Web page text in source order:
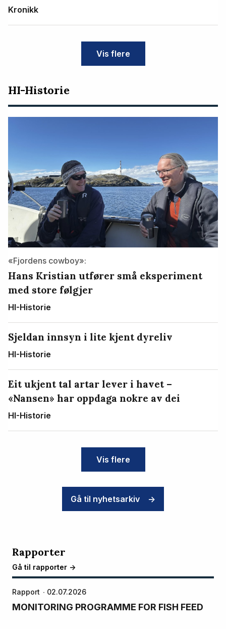
Kronikk
Vis flere
HI-Historie
«Fjordens cowboy»:
Hans Kristian utfører små eksperiment
med store følgjer
HI-Historie
Sjeldan innsyn i lite kjent dyreliv
HI-Historie
Eit ukjent tal artar lever i havet –
«Nansen» har oppdaga nokre av dei
HI-Historie
Vis flere
Gå til nyhetsarkiv ->
Rapporter
Gå til rapporter ->
Rapport 02.07.2026
MONITORING PROGRAMME FOR FISH FEED